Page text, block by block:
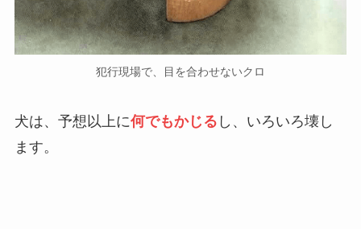
犯行現場で、目を合わせないクロ
犬は、予想以上に何でもかじる し、いろいろ壊し
ます。